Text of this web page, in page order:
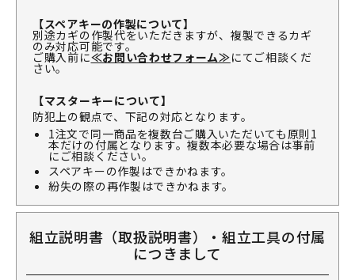
【スペアキーの作製について】
別途カギの作製代をいただきますが、複製できるカギ
のみ対応可能です。
ご購入前に≪お問い合わせフォーム≫にてご相談くだ
さい。
【マスターキーについて】
防犯上の観点で、下記の対応となります。
1注文で同一商品を複数台ご購入いただいても原則1
本だけの付属となります。複数本必要な場合は事前
にご相談ください。
スペアキーの作製はできかねます。
紛失の際の再作製はできかねます。
組立説明書（取扱説明書）・組立工具の付属
につきまして